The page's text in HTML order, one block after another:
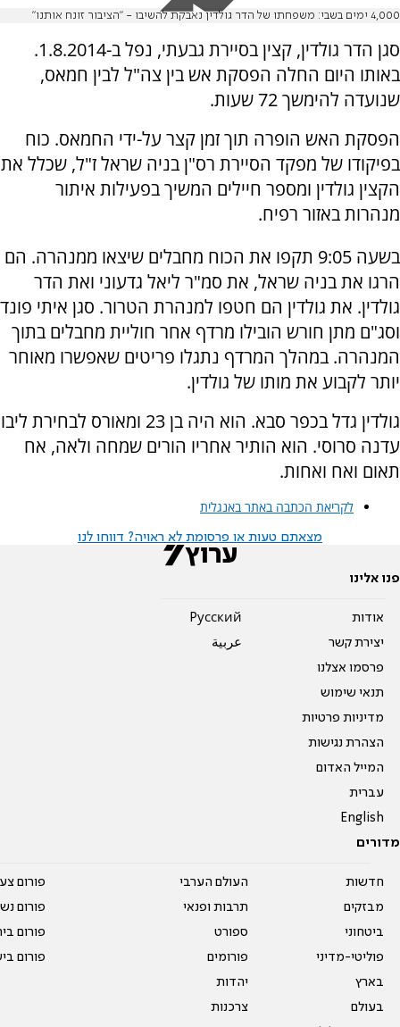
4,000 ימים בשבי: משפחתו של הדר גולדין נאבקת להשיבו - "הציבור זונח אותנו"
סגן הדר גולדין, קצין בסיירת גבעתי, נפל ב-1.8.2014.
באותו היום החלה הפסקת אש בין צה"ל לבין חמאס,
שנועדה להימשך 72 שעות.
הפסקת האש הופרה תוך זמן קצר על-ידי החמאס. כוח
בפיקודו של מפקד הסיירת רס"ן בניה שראל ז"ל, שכלל את
הקצין גולדין ומספר חיילים המשיך בפעילות איתור
מנהרות באזור רפיח.
בשעה 9:05 תקפו את הכוח מחבלים שיצאו ממנהרה. הם
הרגו את בניה שראל, את סמ"ר ליאל גדעוני ואת הדר
גולדין. את גולדין הם חטפו למנהרת הטרור. סגן איתי פונד
וסג"ם מתן חורש הובילו מרדף אחר חוליית מחבלים בתוך
המנהרה. במהלך המרדף נתגלו פריטים שאפשרו מאוחר
יותר לקבוע את מותו של גולדין.
גולדין גדל בכפר סבא. הוא היה בן 23 ומאורס לבחירת ליבו
עדנה סרוסי. הוא הותיר אחריו הורים שמחה ולאה, אח
תאום ואח ואחות.
לקריאת הכתבה באתר באנגלית
מצאתם טעות או פרסומת לא ראויה? דווחו לנו
פנו אלינו
אודות
יצירת קשר
פרסמו אצלנו
תנאי שימוש
מדיניות פרטיות
הצהרת נגישות
המייל האדום
עברית
English
Pусский
عربية
מדורים
חדשות
מבזקים
ביטחוני
פוליטי-מדיני
בארץ
בעולם
העולם הערבי
תרבות ופנאי
ספורט
פורומים
יהדות
צרכנות
פורום
פורום
פורום
פורום